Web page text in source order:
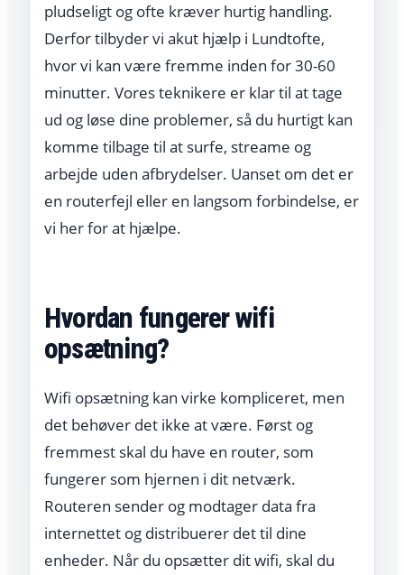
pludseligt og ofte kræver hurtig handling.
Derfor tilbyder vi akut hjælp i Lundtofte,
hvor vi kan være fremme inden for 30-60
minutter. Vores teknikere er klar til at tage
ud og løse dine problemer, så du hurtigt kan
komme tilbage til at surfe, streame og
arbejde uden afbrydelser. Uanset om det er
en routerfejl eller en langsom forbindelse, er
vi her for at hjælpe.
Hvordan fungerer wifi
opsætning?
Wifi opsætning kan virke kompliceret, men
det behøver det ikke at være. Først og
fremmest skal du have en router, som
fungerer som hjernen i dit netværk.
Routeren sender og modtager data fra
internettet og distribuerer det til dine
enheder. Når du opsætter dit wifi, skal du